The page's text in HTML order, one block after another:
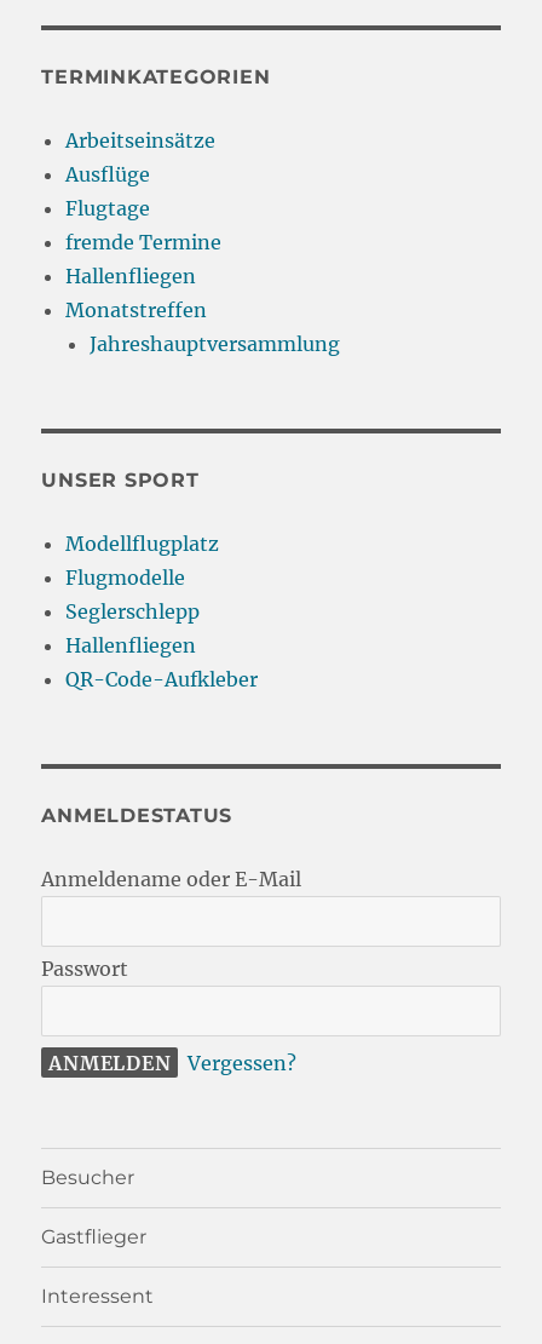
TERMINKATEGORIEN
Arbeitseinsätze
Ausflüge
Flugtage
fremde Termine
Hallenfliegen
Monatstreffen
Jahreshauptversammlung
UNSER SPORT
Modellflugplatz
Flugmodelle
Seglerschlepp
Hallenfliegen
QR-Code-Aufkleber
ANMELDESTATUS
Anmeldename oder E-Mail
Passwort
Vergessen?
Besucher
Gastflieger
Interessent